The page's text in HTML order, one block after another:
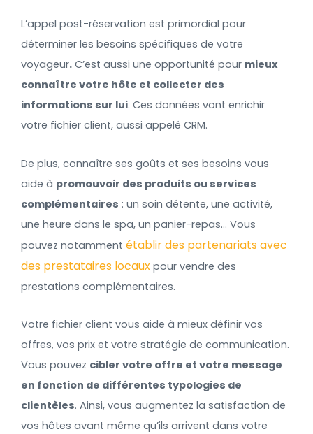
L’appel post-réservation est primordial pour
déterminer les besoins spécifiques de votre
voyageur. C’est aussi une opportunité pour mieux
connaître votre hôte et collecter des
informations sur lui. Ces données vont enrichir
votre fichier client, aussi appelé CRM.
De plus, connaître ses goûts et ses besoins vous
aide à promouvoir des produits ou services
complémentaires : un soin détente, une activité,
une heure dans le spa, un panier-repas… Vous
pouvez notamment établir des partenariats avec
des prestataires locaux pour vendre des
prestations complémentaires.
Votre fichier client vous aide à mieux définir vos
offres, vos prix et votre stratégie de communication.
Vous pouvez cibler votre offre et votre message
en fonction de différentes typologies de
clientèles. Ainsi, vous augmentez la satisfaction de
vos hôtes avant même qu’ils arrivent dans votre